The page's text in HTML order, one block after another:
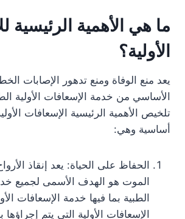
ما هي الأهمية الرئيسية
الأولية؟
يعد منع الوفاة ومنع تدهور الإصابات
الأساسي من خدمة الإسعافات الأولية
أساسية وهي:
الحفاظ على الحياة: يعد إنقاذ
الموت هو الهدف الأسمى لجميع
الطبية بما فيها خدمة الإسعافات
الإسعافات الأولية التي يتم